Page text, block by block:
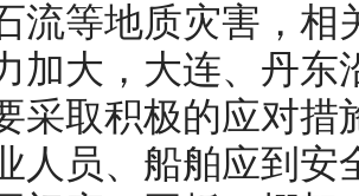
流等地质灾害，相
加大，大连、丹东
采取积极的应对措
人员、船舶应到